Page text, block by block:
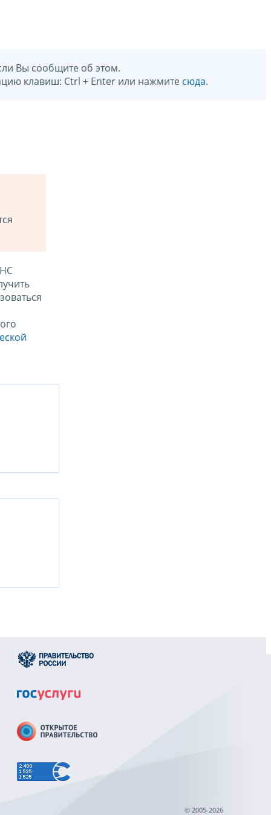
Вы сообщите об этом.
клавиш: Ctrl + Enter или нажмите сюда.
© 2005-2026